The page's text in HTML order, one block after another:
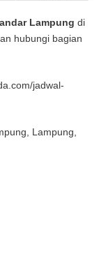
Lampung di
hubungi bagian
jadwal-
Lampung,